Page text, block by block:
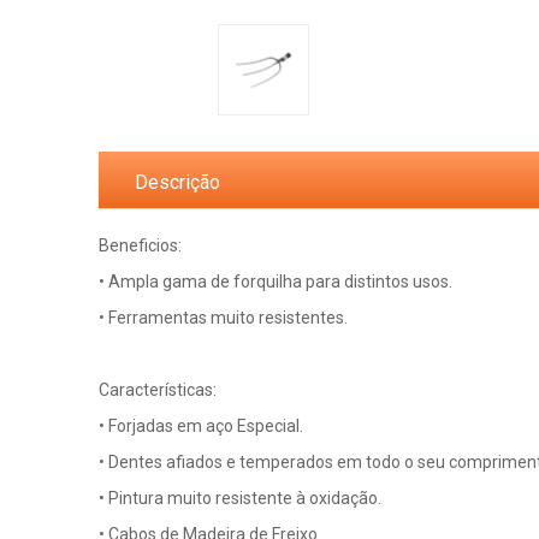
Descrição
Beneficios:
• Ampla gama de forquilha para distintos usos.
• Ferramentas muito resistentes.
Características:
• Forjadas em aço Especial.
• Dentes afiados e temperados em todo o seu
• Pintura muito resistente à oxidação.
• Cabos de Madeira de Freixo.